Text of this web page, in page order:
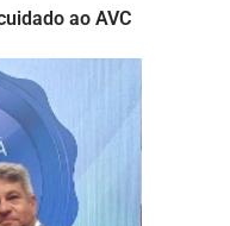
ao AVC